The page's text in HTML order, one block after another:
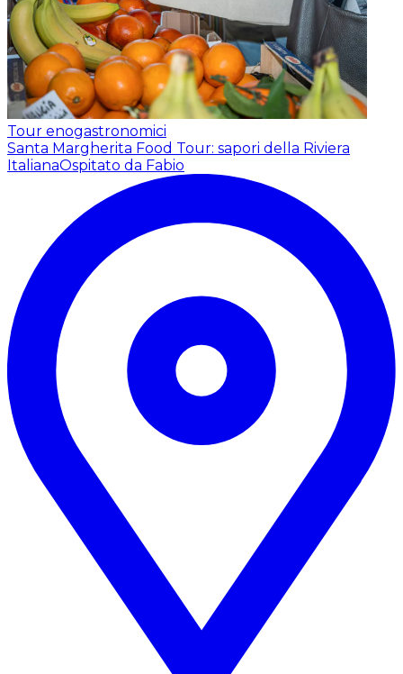
Tour enogastronomici
Santa Margherita Food Tour: sapori della Riviera
ItalianaOspitato da Fabio